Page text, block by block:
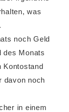
was
noch Geld
des Monats
Kontostand
davon noch
in einem